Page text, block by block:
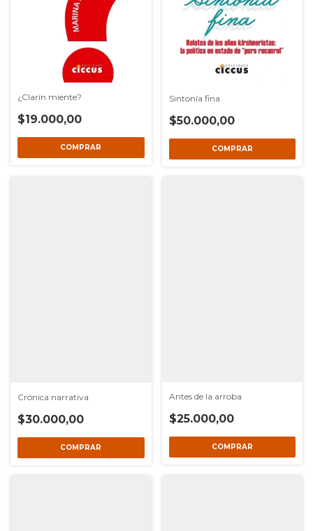
¿Clarín miente?
$19.000,00
Sintonía fina
$50.000,00
Crónica narrativa
$30.000,00
Antes de la arroba
$25.000,00